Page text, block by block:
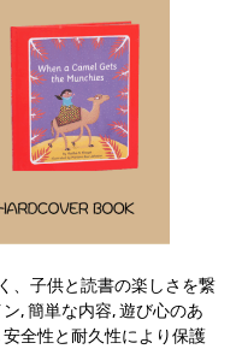
、子供と読書の楽しさを繋
, 簡単な内容, 遊び心のあ
全性と耐久性により保護